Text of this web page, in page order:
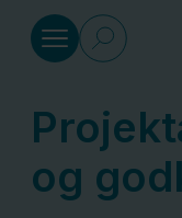
Sundhed
og